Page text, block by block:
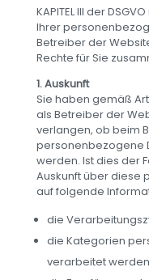
KAPITEL III der
Ihrer
Betreiber der
Rechte für Sie
1. Auskunft
Sie haben gemäß
als Betreiber der
verlangen, ob beim
personenbezogene
werden. Ist dies der
Auskunft über diese
auf folgende
die
die Kategorien
verarbeitet werden